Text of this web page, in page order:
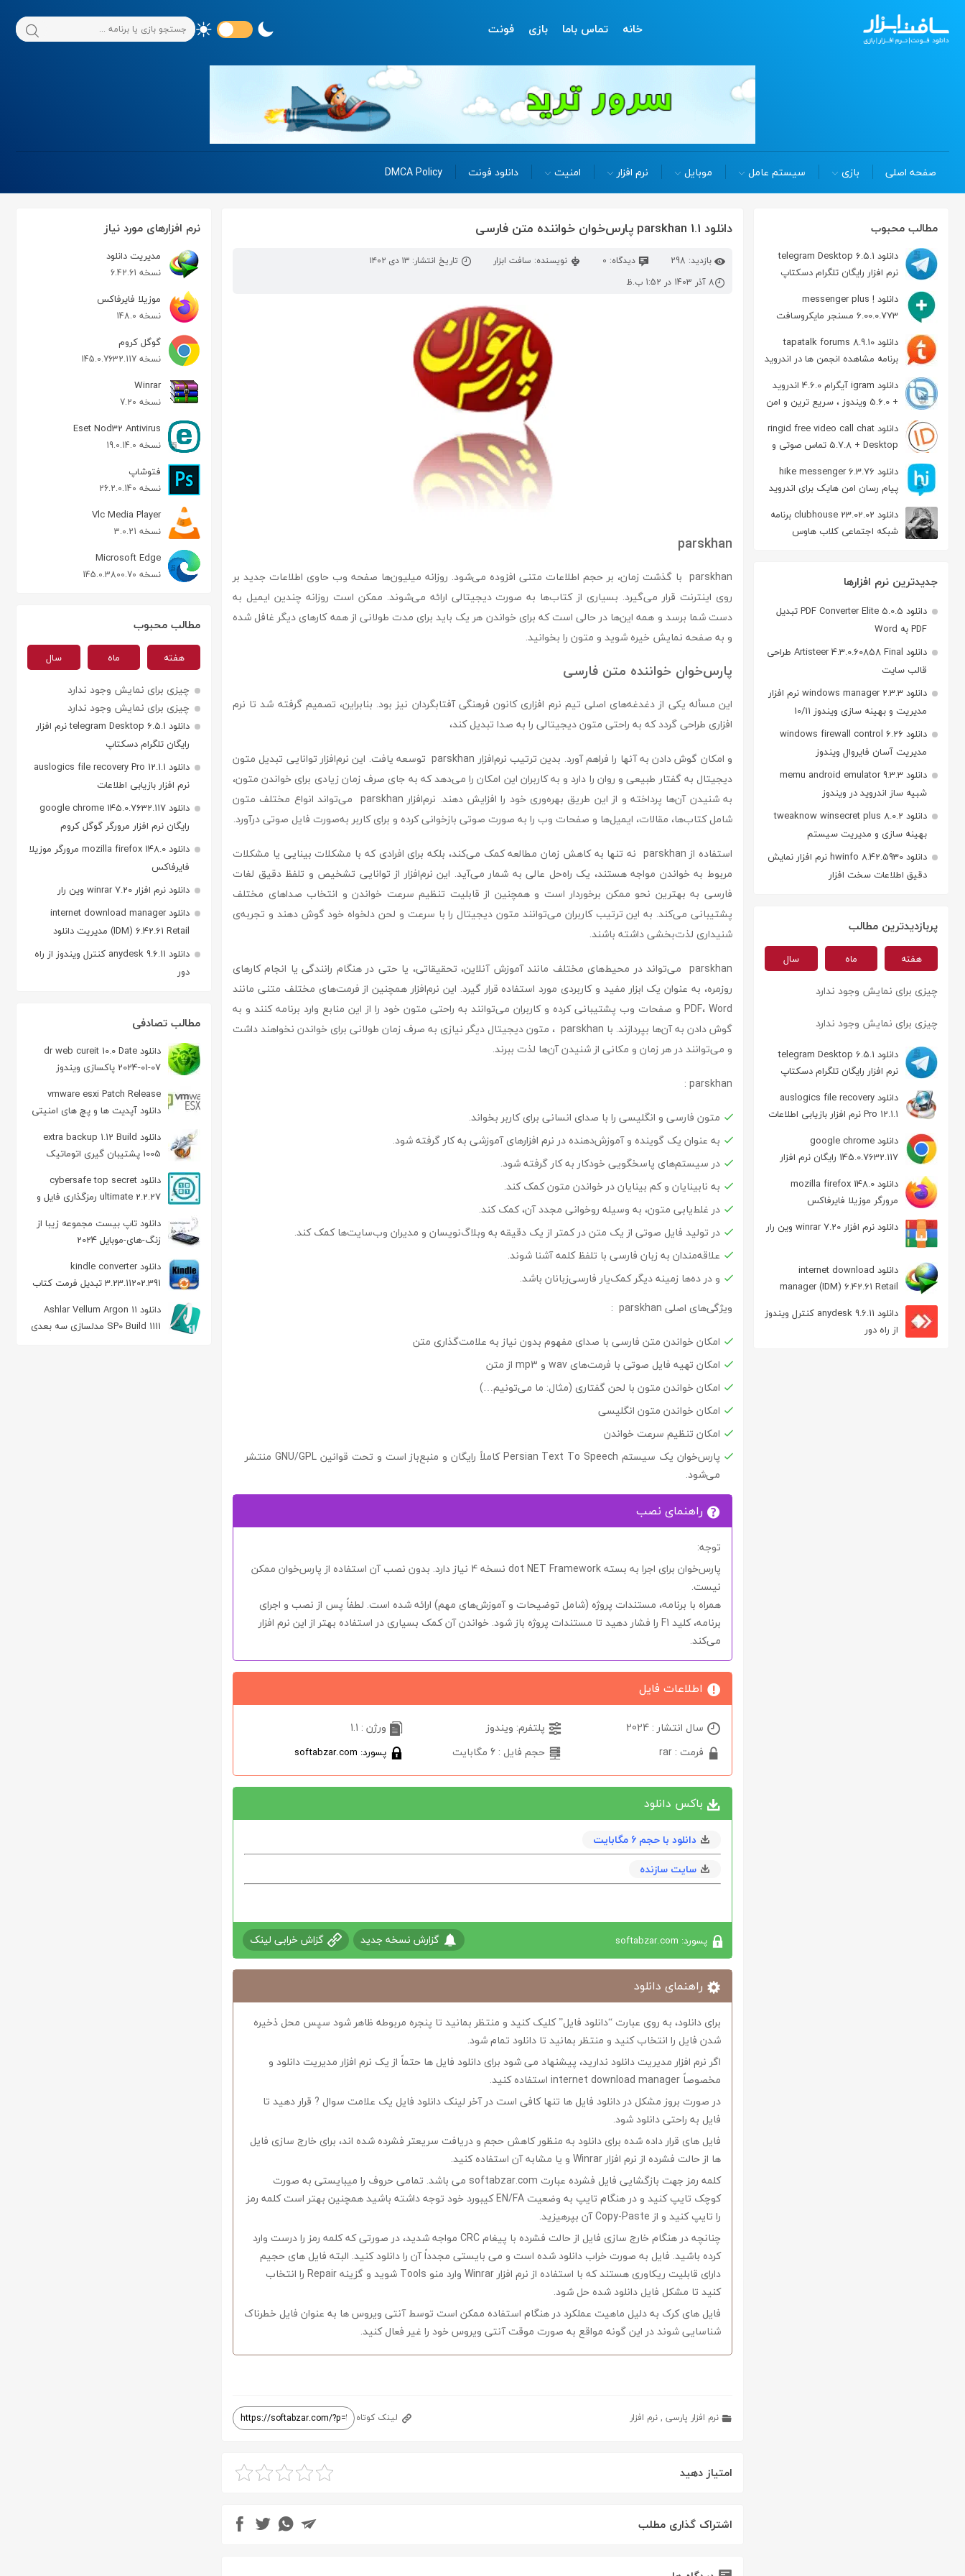
خانه تماس باما بازی فونت
صفحه اصلی بازی سیستم عامل موبایل نرم افزار امنیت دانلود فونت DMCA Policy
مطالب محبوب
دانلود telegram Desktop 6.5.1
نرم افزار رایگان تلگرام دسکتاپ
دانلود messenger plus !
6.00.0.773 مسنجر مایکروسافت
دانلود tapatalk forums 8.9.10
برنامه مشاهده انجمن ها در اندروید
دانلود igram آیگرام 4.6.0 اندروید
+ 5.6.0 ویندوز ، سریع ترین و امن
ترین نسخه تلگرام
دانلود ringid free video call chat
5.7.8 + Desktop تماس صوتی و
تصویری در اندروید
دانلود hike messenger 6.3.76
پیام‌ رسان‌ امن هایک برای اندروید
دانلود clubhouse 23.02.02 برنامه
شبکه اجتماعی کلاب هاوس
جدیدترین نرم افزارها
دانلود PDF Converter Elite 5.0.5 تبدیل
PDF به Word
دانلود Artisteer 4.3.0.60858 Final طراحی
قالب سایت
دانلود windows manager 2.3.3 نرم افزار
مدیریت و بهینه سازی ویندوز 10/11
دانلود windows firewall control 6.26
مدیریت آسان فایروال ویندوز
دانلود memu android emulator 9.3.3
شبیه ساز اندروید در ویندوز
دانلود tweaknow winsecret plus 8.0.2
بهینه سازی و مدیریت سیستم
دانلود hwinfo 8.42.5930 نرم افزار نمایش
دقیق اطلاعات سخت افزار
پربازدیدترین مطالب
هفته ماه سال
چیزی برای نمایش وجود ندارد
چیزی برای نمایش وجود ندارد
دانلود telegram Desktop 6.5.1
نرم افزار رایگان تلگرام دسکتاپ
دانلود auslogics file recovery
Pro 12.1.1 نرم افزار بازیابی اطلاعات
دانلود google chrome
145.0.7632.117 رایگان نرم افزار
مرورگر گوگل کروم
دانلود mozilla firefox 148.0
مرورگر موزیلا فایرفاکس
دانلود نرم افزار winrar 7.20 وین رار
دانلود internet download
manager (IDM) 6.42.61 Retail
مدیریت دانلود
دانلود anydesk 9.6.11 کنترل ویندوز
از راه دور
دانلود parskhan 1.1 پارس‌خوان خواننده متن فارسی
بازدید: 298 دیدگاه: 0 نویسنده: سافت ابزار
تاریخ انتشار: ۱۳ دی ۱۴۰۲
8 آذر 1403 در 1:52 ب.ظ
parskhan
parskhan با گذشت زمان، بر حجم اطلاعات متنی افزوده می‌شود. روزانه میليون‌ها صفحه وب حاوی اطلاعات جدید بر
روی اینترنت قرار می‌گیرد. بسیاری از کتاب‌ها به صورت دیجیتالی ارائه می‌شوند. ممکن است روزانه چندین ایمیل به
دست شما برسد و همه این‌ها در حالی است که برای خواندن هر یک باید برای مدت طولانی از همه کارهای دیگر غافل شده
و به صفحه نمایش خیره شوید و متون را بخوانید.
پارس‌خوان خواننده متن فارسی
این مسأله یکی از دغدغه‌های اصلی تیم نرم افزاری کانون فرهنگی آفتابگردان نیز بود. بنابراین، تصمیم گرفته شد تا نرم
افزاری طراحی گردد که به راحتی متون دیجیتالی را به صدا تبدیل کند،
و امکان گوش دادن به آنها را فراهم آورد. بدین ترتیب نرم‌افزار parskhan توسعه یافت. این نرم‌افزار توانایی تبدیل متون
دیجیتال به گفتار طبیعی و روان را دارد و به کاربران این امکان را می‌دهد که به جای صرف زمان زیادی برای خواندن متون،
به شنیدن آن‌ها پرداخته و از این طریق بهره‌وری خود را افزایش دهند. نرم‌افزار parskhan می‌تواند انواع مختلف متون
شامل کتاب‌ها، مقالات، ایمیل‌ها و صفحات وب را به صورت صوتی بازخوانی کرده و برای کاربر به‌صورت فایل صوتی درآورد.
استفاده از parskhan نه تنها به کاهش زمان مطالعه کمک می‌کند، بلکه برای افرادی که با مشکلات بینایی یا مشکلات
مربوط به خواندن مواجه هستند، یک راه‌حل عالی به شمار می‌آید. این نرم‌افزار از توانایی تشخیص و تلفظ دقیق لغات
فارسی به بهترین نحو ممکن برخوردار است و همچنین از قابلیت تنظیم سرعت خواندن و انتخاب صداهای مختلف
پشتیبانی می‌کند. به این ترتیب کاربران می‌توانند متون دیجیتال را با سرعت و لحن دلخواه خود گوش دهند و تجربه‌ی
شنیداری لذت‌بخشی داشته باشند.
parskhan می‌تواند در محیط‌های مختلف مانند آموزش آنلاین، تحقیقاتی، یا حتی در هنگام رانندگی یا انجام کارهای
روزمره، به عنوان یک ابزار مفید و کاربردی مورد استفاده قرار گیرد. این نرم‌افزار همچنین از فرمت‌های مختلف متنی مانند
PDF، Word و صفحات وب پشتیبانی کرده و کاربران می‌توانند به راحتی متون خود را از این منابع وارد برنامه کنند و به
گوش دادن به آن‌ها بپردازند. با parskhan ، متون دیجیتال دیگر نیازی به صرف زمان طولانی برای خواندن نخواهند داشت
و می‌توانند در هر زمان و مکانی از شنیدن آن‌ها لذت ببرند.
parskhan :
متون فارسی و انگلیسی را با صدای انسانی برای کاربر بخواند.
به عنوان یک گوینده و آموزش‌دهنده در نرم افزارهای آموزشی به کار گرفته شود.
در سیستم‌های پاسخگویی خودکار به کار گرفته شود.
به نابینایان و کم بینایان در خواندن متون کمک کند.
در غلط‌یابی متون، به وسیله روخوانی مجدد آن، کمک کند.
در تولید فایل صوتی از یک متن در کمتر از یک دقیقه به وبلاگ‌نویسان و مدیران وب‌سایت‌ها کمک کند.
علاقه‌مندان به زبان فارسی با تلفظ کلمه آشنا شوند.
و در ده‌ها زمینه دیگر کمک‌یار فارسی‌زبانان باشد.
ویژگی‌های اصلی parskhan :
امکان خواندن متن فارسی با صدای مفهوم بدون نیاز به علامت‌گذاری متن
امکان تهیه فایل صوتی با فرمت‌های wav و mp3 از متن
امکان خواندن متون با لحن گفتاری (مثال: ما می‌تونیم…)
امکان خواندن متون انگلیسی
امکان تنظیم سرعت خواندن
پارس‌خوان یک سیستم Persian Text To Speech کاملاً رایگان و منبع‌باز است و تحت قوانین GNU/GPL منتشر
می‌شود.
راهنمای نصب
توجه:
پارس‌خوان برای اجرا به بسته dot NET Framework نسخه 4 نیاز دارد. بدون نصب آن استفاده از پارس‌خوان ممکن
نیست.
همراه با برنامه، مستندات پروژه (شامل توضیحات و آموزش‌های مهم) ارائه شده است. لطفاً پس از نصب و اجرای
برنامه، کلید F1 را فشار دهید تا مستندات پروژه باز شود. خواندن آن کمک بسیاری در استفاده بهتر از این نرم افزار
می‌کند.
اطلاعات فایل
سال انتشار : 2024 پلتفرم: ویندوز
ورژن : 1.1
فرمت : rar
حجم فایل : 6 مگابایت پسورد: softabzar.com
باکس دانلود
دانلود با حجم 6 مگابايت
سایت سازنده
پسورد: softabzar.com گزارش نسخه جدید گزاش خرابی لینک
راهنمای دانلود
برای دانلود، به روی عبارت “دانلود فایل” کلیک کنید و منتظر بمانید تا پنجره مربوطه ظاهر شود سپس محل ذخیره
شدن فایل را انتخاب کنید و منتظر بمانید تا دانلود تمام شود.
اگر نرم افزار مدیریت دانلود ندارید، پیشنهاد می شود برای دانلود فایل ها حتماً از یک نرم افزار مدیریت دانلود و
مخصوصاً internet download manager استفاده کنید.
در صورت بروز مشکل در دانلود فایل ها تنها کافی است در آخر لینک دانلود فایل یک علامت سوال ? قرار دهید تا
فایل به راحتی دانلود شود.
فایل های قرار داده شده برای دانلود به منظور کاهش حجم و دریافت سریعتر فشرده شده اند، برای خارج سازی فایل
ها از حالت فشرده از نرم افزار Winrar و یا مشابه آن استفاده کنید.
کلمه رمز جهت بازگشایی فایل فشرده عبارت softabzar.com می باشد. تمامی حروف را میبایستی به صورت
کوچک تایپ کنید و در هنگام تایپ به وضعیت EN/FA کیبورد خود توجه داشته باشید همچنین بهتر است کلمه رمز
را تایپ کنید و از Copy-Paste آن بپرهیزید.
چنانچه در هنگام خارج سازی فایل از حالت فشرده با پیغام CRC مواجه شدید، در صورتی که کلمه رمز را درست وارد
کرده باشید. فایل به صورت خراب دانلود شده است و می بایستی مجدداً آن را دانلود کنید. البته فایل های حجیم
دارای قابلیت ریکاوری هستند که با استفاده از نرم افزار Winrar وارد منو Tools شوید و گزینه Repair را انتخاب
کنید تا مشکل فایل دانلود شده حل شود.
فایل های کرک به دلیل ماهیت عملکرد در هنگام استفاده ممکن است توسط آنتی ویروس ها به عنوان فایل خطرناک
شناسایی شوند در این گونه مواقع به صورت موقت آنتی ویروس خود را غیر فعال کنید.
نرم افزار پارسی ,نرم افزار لینک کوتاه
امتیاز دهید
اشتراک گذاری مطلب
نرم افزارهای مورد نیاز
مدیریت دانلود
نسخه 6.42.61
موزیلا فایرفاکس
نسخه 148.0
گوگل کروم
نسخه 145.0.7632.117
Winrar
نسخه 7.20
Eset Nod32 Antivirus
نسخه 19.0.14.0
فتوشاپ
نسخه 26.2.0.140
Vlc Media Player
نسخه 3.0.21
Microsoft Edge
نسخه 145.0.3800.70
مطالب محبوب
هفته ماه سال
چیزی برای نمایش وجود ندارد
چیزی برای نمایش وجود ندارد
دانلود telegram Desktop 6.5.1 نرم افزار
رایگان تلگرام دسکتاپ
دانلود auslogics file recovery Pro 12.1.1
نرم افزار بازیابی اطلاعات
دانلود google chrome 145.0.7632.117
رایگان نرم افزار مرورگر گوگل کروم
دانلود mozilla firefox 148.0 مرورگر موزیلا
فایرفاکس
دانلود نرم افزار winrar 7.20 وین رار
دانلود internet download manager
(IDM) 6.42.61 Retail مدیریت دانلود
دانلود anydesk 9.6.11 کنترل ویندوز از راه
دور
مطالب تصادفی
دانلود dr web cureit 10.0 Date
2024-01-07 پاکسازی ویندوز
vmware esxi Patch Release
دانلود آپدیت ها و پچ های امنیتی
(Jul 2023)
دانلود extra backup 1.12 Build
1005 پشتیبان گیری اتوماتیک
اطلاعات
دانلود cybersafe top secret
ultimate 2.2.27 رمزگذاری فایل و
دانلود تاپ بيست مجموعه زيبا از
زنگ-های-موبايل 2024
دانلود kindle converter
3.23.11202.391 تبدیل فرمت کتاب
الکترونیکی کیندل
دانلود Ashlar Vellum Argon 11
SP0 Build 1111 مدلسازی سه بعدی